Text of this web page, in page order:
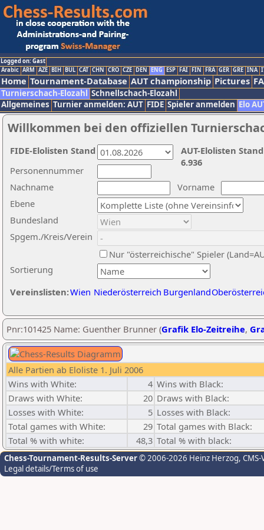
Logged on: Gast
Arabic ARM AZE BIH BUL CAT CHN CRO CZE DEN ENG ESP FAI FIN FRA GER GRE INA
Home Tournament-Database AUT championship Pictures
Turnierschach-Elozahl Schnellschach-Elozahl
Allgemeines Turnier anmelden: AUT FIDE Spieler anmelden Elo
Willkommen bei den offiziellen
Nachname
Vorname
Ebene
Sortierung
Personennummer
Bundesland
Spgem./Kreis/Verein
Nur "österreichische" Spieler
Vereinslisten:Wien Niederösterreich Burgenland
AUT-Elolisten
6.936
FIDE-Elolisten Stand
Pnr:101425 Name: Guenther Brunner (Grafik Elo-Zeitreihe,
Alle Partien ab Eloliste 1. Juli 2006
Wins with White:
4 Wins with Black:
Draws with White:
20 Draws with Black:
Losses with White:
5 Losses with Black:
Total games with White:
29 Total games with Black:
Total % with white:
48,3 Total % with black:
Chess-Tournament-Results-Server© 2006-2026 Heinz Herzog,
Legal details/Terms of use